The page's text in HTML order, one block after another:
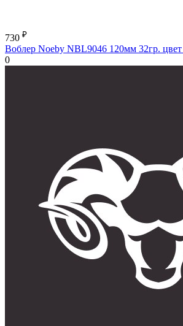
730 ₽
Воблер Noeby NBL9046 120мм 32гр.
0